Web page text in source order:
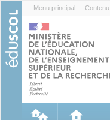
Menu principal Contenu